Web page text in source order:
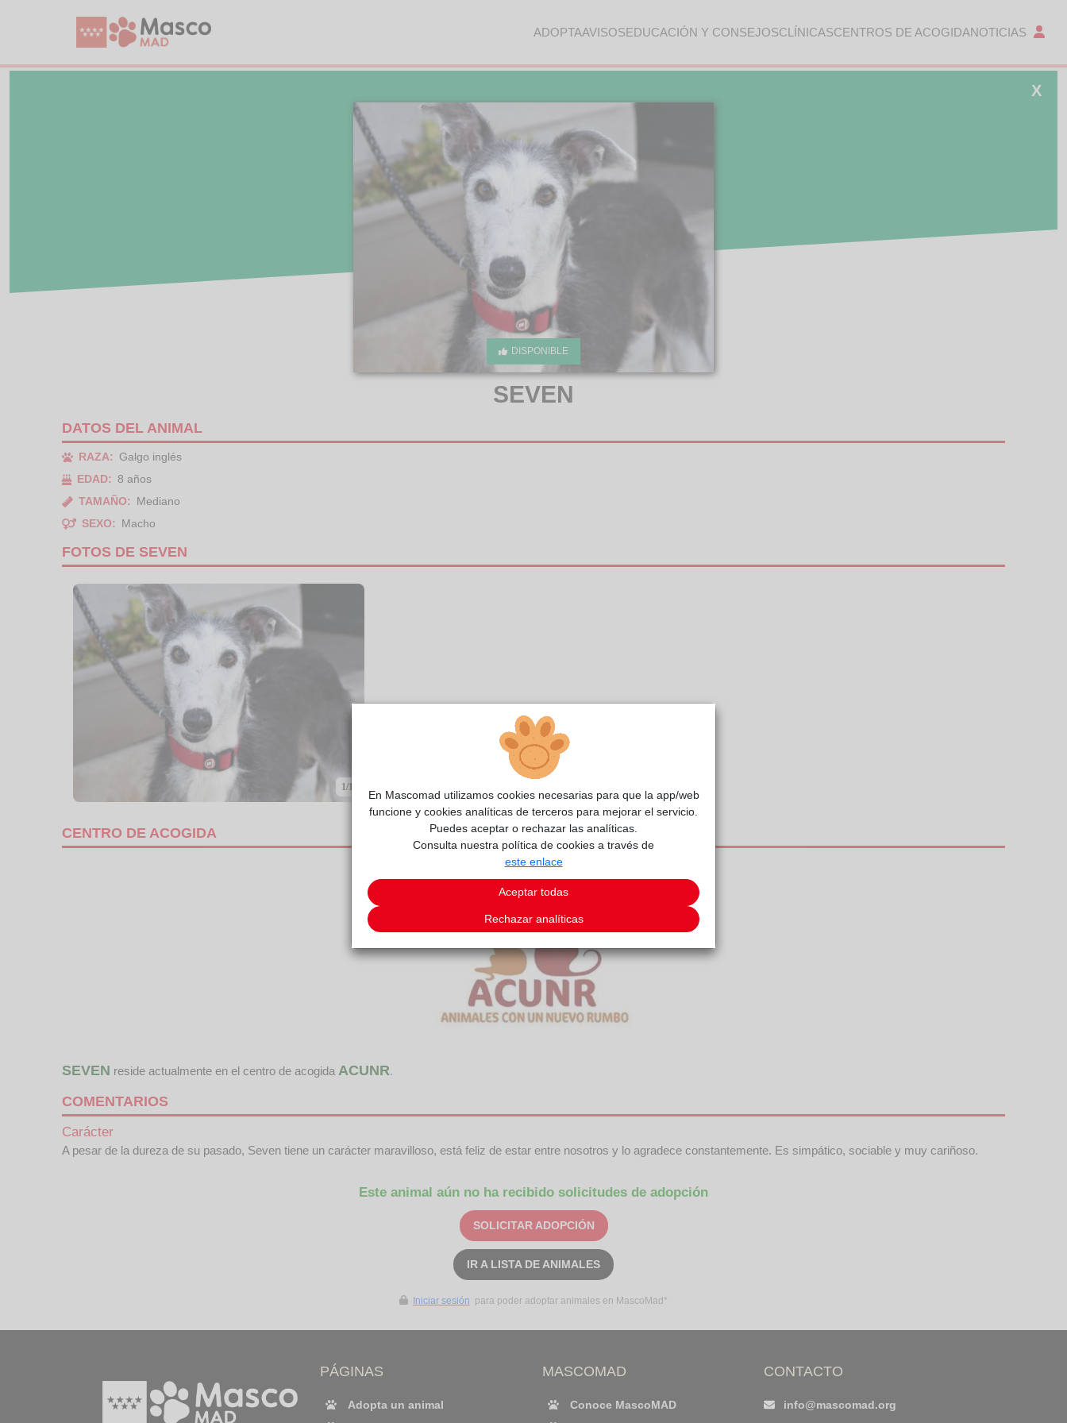
ADOPTAAVISOSEDUCACIÓN Y CONSEJOSCLÍNICASCENTROS DE ACOGIDANOTICIAS
DISPONIBLE
X
SEVEN
DATOS DEL ANIMAL
RAZA:
Galgo inglés
EDAD: 8 años
TAMAÑO:
Mediano
SEXO:
Macho
FOTOS DE SEVEN
1/1
CENTRO DE ACOGIDA
SEVEN reside actualmente en el centro de acogida ACUNR.
COMENTARIOS
Carácter
A pesar de la dureza de su pasado, Seven tiene un carácter maravilloso, está feliz de estar entre nosotros y lo agradece constantemente. Es simpático, sociable y muy cariñoso.
Este animal aún no ha recibido solicitudes de adopción
SOLICITAR ADOPCIÓN
IR A LISTA DE ANIMALES
Iniciar sesión para poder adoptar animales en MascoMad*
PÁGINAS
Adopta un animal
MASCOMAD
Conoce MascoMAD
CONTACTO
info@mascomad.org
En Mascomad utilizamos cookies necesarias para que la app/web
funcione y cookies analíticas de terceros para mejorar el servicio.
Puedes aceptar o rechazar las analíticas.
Consulta nuestra política de cookies a través de
este enlace
Aceptar todas
Rechazar analíticas